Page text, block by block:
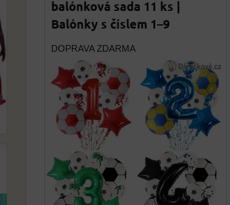
balónková sada 11 ks |
Balónky s číslem 1–9
DOPRAVA ZDARMA